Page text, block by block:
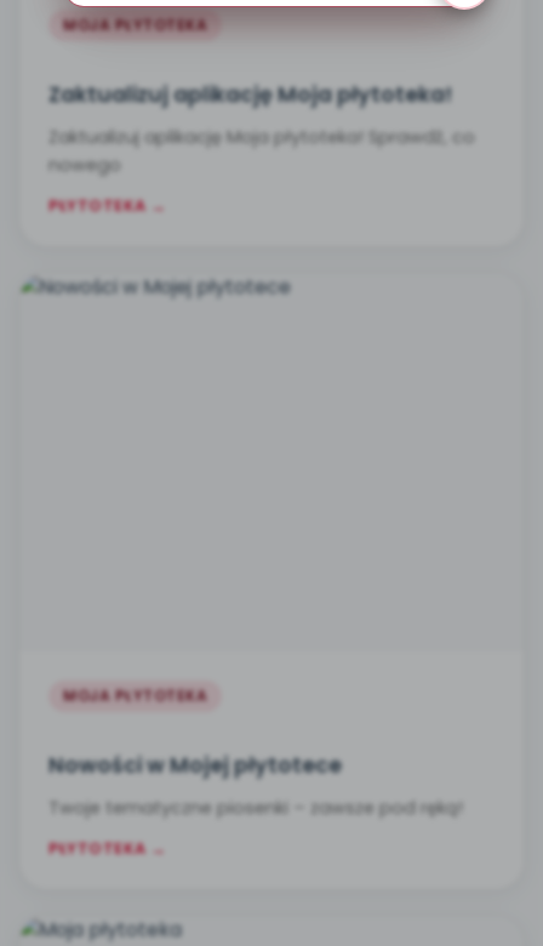
MOJA PŁYTOTEKA
Zaktualizuj aplikację Moja płytoteka!
Zaktualizuj aplikację Moja płytoteka! Sprawdź, co
nowego
PŁYTOTEKA →
MOJA PŁYTOTEKA
Nowości w Mojej płytotece
Twoje tematyczne piosenki – zawsze pod ręką!
PŁYTOTEKA →